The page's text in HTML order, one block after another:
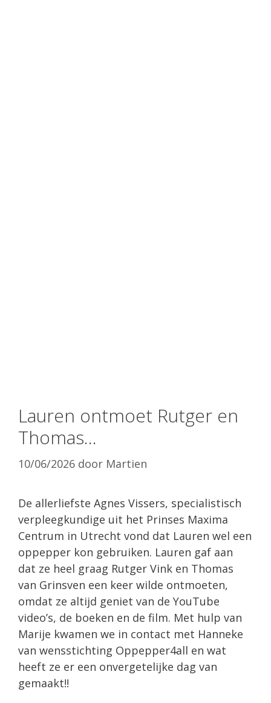
Lauren ontmoet Rutger en
Thomas…
10/06/2026 door Martien
De allerliefste Agnes Vissers, specialistisch
verpleegkundige uit het Prinses Maxima
Centrum in Utrecht vond dat Lauren wel een
oppepper kon gebruiken. Lauren gaf aan
dat ze heel graag Rutger Vink en Thomas
van Grinsven een keer wilde ontmoeten,
omdat ze altijd geniet van de YouTube
video’s, de boeken en de film. Met hulp van
Marije kwamen we in contact met Hanneke
van wensstichting Oppepper4all en wat
heeft ze er een onvergetelijke dag van
gemaakt!!